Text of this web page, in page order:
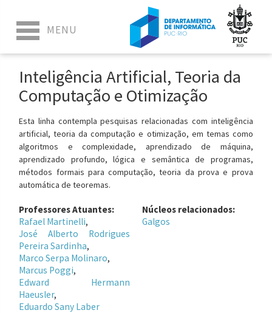
Inteligência Artificial, Teoria da
Computação e Otimização
Esta linha contempla pesquisas relacionadas com inteligência
artificial, teoria da computação e otimização, em temas como
algoritmos e complexidade, aprendizado de máquina,
aprendizado profundo, lógica e semântica de programas,
métodos formais para computação, teoria da prova e prova
automática de teoremas.
Professores Atuantes:
Rafael Martinelli
José Alberto Rodrigues
Pereira Sardinha
Marco Serpa Molinaro
Marcus Poggi
Edward Hermann
Haeusler
Eduardo Sany Laber
Núcleos relacionados:
Galgos